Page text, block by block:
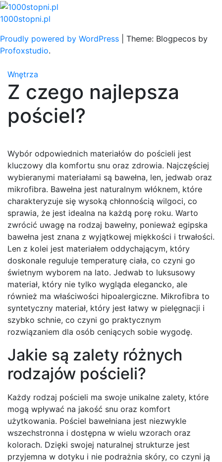
Skip
to
1000stopni.pl
Proudly powered by WordPress
Theme: Blogpecos by
Profoxstudio.
Wnętrza
Z czego najlepsza
pościel?
Wybór odpowiednich materiałów do pościeli jest
kluczowy dla komfortu snu oraz zdrowia. Najczęściej
wybieranymi materiałami są bawełna, len, jedwab oraz
mikrofibra. Bawełna jest naturalnym włóknem, które
charakteryzuje się wysoką chłonnością wilgoci, co
sprawia, że jest idealna na każdą porę roku. Warto
zwrócić uwagę na rodzaj bawełny, ponieważ egipska
bawełna jest znana z wyjątkowej miękkości i trwałości.
Len z kolei jest materiałem oddychającym, który
doskonale reguluje temperaturę ciała, co czyni go
świetnym wyborem na lato. Jedwab to luksusowy
materiał, który nie tylko wygląda elegancko, ale
również ma właściwości hipoalergiczne. Mikrofibra to
syntetyczny materiał, który jest łatwy w pielęgnacji i
szybko schnie, co czyni go praktycznym
rozwiązaniem dla osób ceniących sobie wygodę.
Jakie są zalety różnych
rodzajów pościeli?
Każdy rodzaj pościeli ma swoje unikalne zalety, które
mogą wpływać na jakość snu oraz komfort
użytkowania. Pościel bawełniana jest niezwykle
wszechstronna i dostępna w wielu wzorach oraz
kolorach. Dzięki swojej naturalnej strukturze jest
przyjemna w dotyku i nie podrażnia skóry, co czyni ją